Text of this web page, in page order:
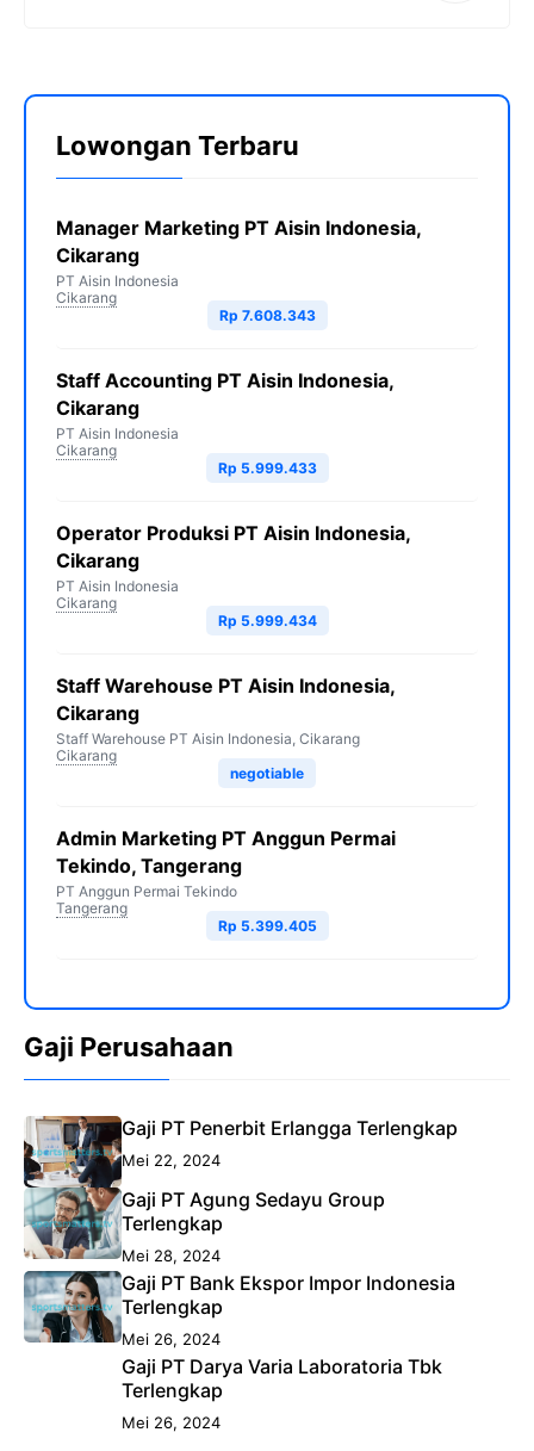
Lowongan Terbaru
Manager Marketing PT Aisin Indonesia,
Cikarang
PT Aisin Indonesia
Cikarang
Rp 7.608.343
Staff Accounting PT Aisin Indonesia,
Cikarang
PT Aisin Indonesia
Cikarang
Rp 5.999.433
Operator Produksi PT Aisin Indonesia,
Cikarang
PT Aisin Indonesia
Cikarang
Rp 5.999.434
Staff Warehouse PT Aisin Indonesia,
Cikarang
Staff Warehouse PT Aisin Indonesia, Cikarang
Cikarang
negotiable
Admin Marketing PT Anggun Permai
Tekindo, Tangerang
PT Anggun Permai Tekindo
Tangerang
Rp 5.399.405
Gaji Perusahaan
Gaji PT Penerbit Erlangga Terlengkap
Mei 22, 2024
Gaji PT Agung Sedayu Group
Terlengkap
Mei 28, 2024
Gaji PT Bank Ekspor Impor Indonesia
Terlengkap
Mei 26, 2024
Gaji PT Darya Varia Laboratoria Tbk
Terlengkap
Mei 26, 2024